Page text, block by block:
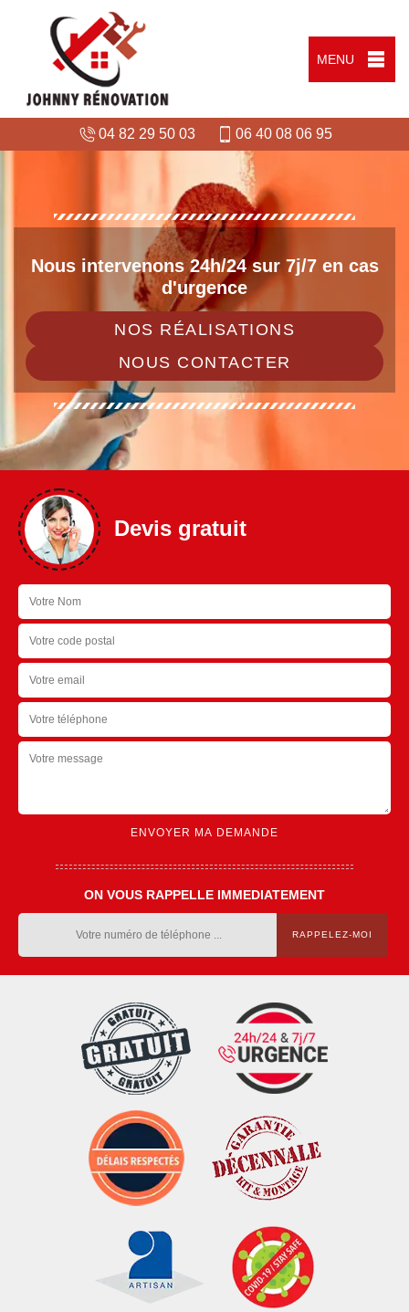
MENU
04 82 29 50 03 06 40 08 06 95
Nous intervenons 24h/24 sur 7j/7 en cas
d'urgence
NOS RÉALISATIONS
NOUS CONTACTER
Devis gratuit
ON VOUS RAPPELLE IMMEDIATEMENT